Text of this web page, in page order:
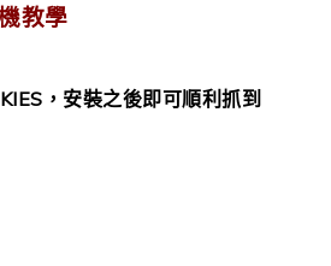
教學
，安裝之後即可順利抓到